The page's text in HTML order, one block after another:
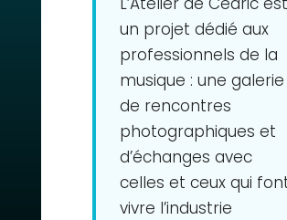
un projet dédié aux
professionnels de la
musique : une galerie
de rencontres
photographiques et
d’échanges avec
celles et ceux qui
vivre l’industrie